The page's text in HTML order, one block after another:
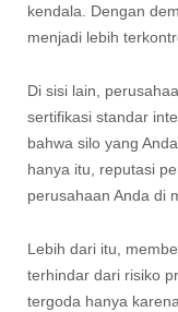
kendala. Dengan
menjadi lebih
Di sisi lain,
sertifikasi standar
bahwa silo yang
hanya itu, reputasi
perusahaan Anda di
Lebih dari itu,
terhindar dari risiko
tergoda hanya